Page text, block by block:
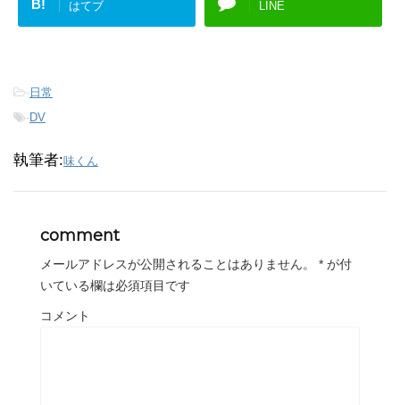
B! はてブ LINE
- 日常
-DV
執筆者:味くん
comment
メールアドレスが公開されることはありません。 * が付
いている欄は必須項目です
コメント